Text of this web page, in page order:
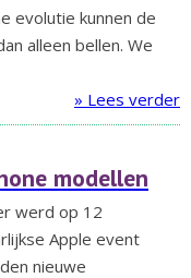
evolutie kunnen de
alleen bellen. We
» Lees verder
modellen
werd op 12
Apple event
nieuwe